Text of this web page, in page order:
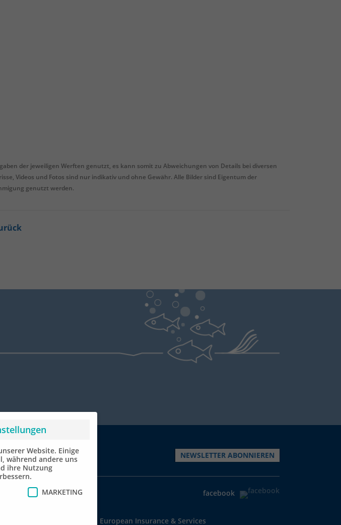
der jeweiligen Werften genutzt, es kann somit zu Abweichungen von Details bei diversen
Videos und Fotos sind nur indikativ und ohne Gewähr. Alle Bilder sind Eigentum der
genutzt werden.
NEWSLETTER ABONNIEREN
facebook
Website. Einige
während andere uns
ihre Nutzung
MARKETING